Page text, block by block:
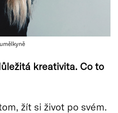
kreativita. Co to
žít si život po svém.